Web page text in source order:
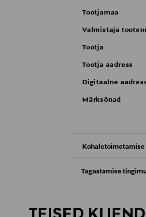
Tootjamaa
Valmistaja
Tootja
Tootja aadress
Digitaalne
Märksõnad
Kohaletoimetamise
Tarnimine
Tagastamise
Teil on õigus